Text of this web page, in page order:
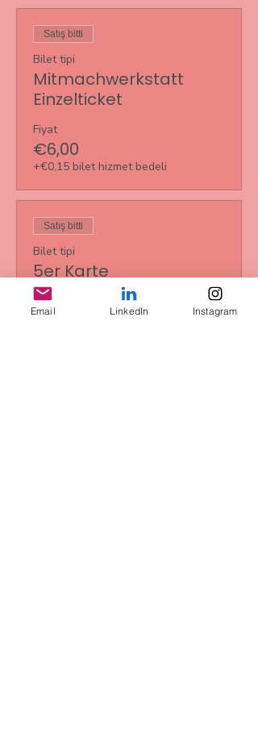
Satış bitti
Bilet tipi
Mitmachwerkstatt
Einzelticket
Fiyat
€6,00
+€0,15 bilet hizmet bedeli
Satış bitti
Bilet tipi
5er Karte
Daha Fazla Bilgi
Email LinkedIn Instagram